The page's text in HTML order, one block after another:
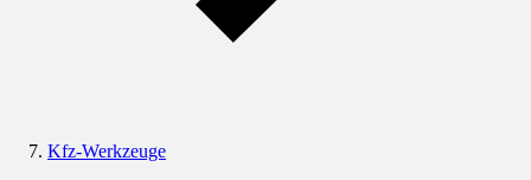
Kfz-Werkzeuge